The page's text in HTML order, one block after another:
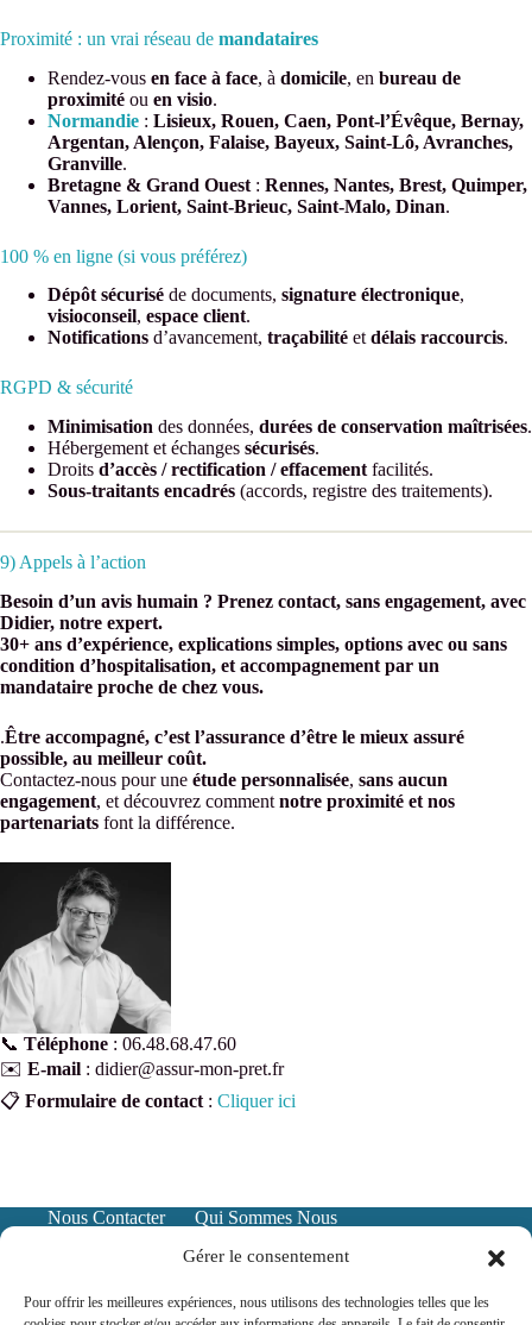
Gérer le consentement
Pour offrir les meilleures expériences, nous utilisons des technologies telles que les
Proximité : un vrai réseau de mandataires
Rendez-vous en face à face, à domicile, en bureau de
proximité ou en visio.
Normandie : Lisieux, Rouen, Caen, Pont-l’Évêque, Bernay,
Argentan, Alençon, Falaise, Bayeux, Saint-Lô, Avranches,
Granville.
Bretagne & Grand Ouest : Rennes, Nantes, Brest, Quimper,
Vannes, Lorient, Saint-Brieuc, Saint-Malo, Dinan.
100 % en ligne (si vous préférez)
Dépôt sécurisé de documents, signature électronique,
visioconseil, espace client.
Notifications d’avancement, traçabilité etdélais raccourcis.
RGPD & sécurité
Minimisation des données, durées de conservation maîtrisées.
Hébergement et échanges sécurisés.
Droits d’accès / rectification / effacement facilités.
Sous-traitants encadrés (accords, registre des traitements).
9) Appels à l’action
Besoin d’un avis humain ? Prenez contact, sans engagement, avec
Didier, notre expert.
30+ ans d’expérience, explications simples, options avec ou sans
condition d’hospitalisation, et accompagnement par un
mandataire proche de chez vous.
.Être accompagné, c’est l’assurance d’être le mieux assuré
possible, au meilleur coût.
Contactez‑nous pour une étude personnalisée, sans aucun
engagement, et découvrez comment notre proximité et nos
partenariats font la différence.
📞 Téléphone : 06.48.68.47.60
✉️ E-mail : didier@assur-mon-pret.fr
📋 Formulaire de contact : Cliquer ici
Nous Contacter
Qui Sommes Nous